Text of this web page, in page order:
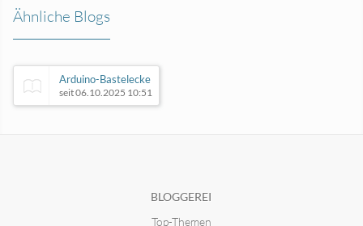
Ähnliche Blogs
Arduino-Bastelecke
seit 06.10.2025 10:51
BLOGGEREI
Top-Themen